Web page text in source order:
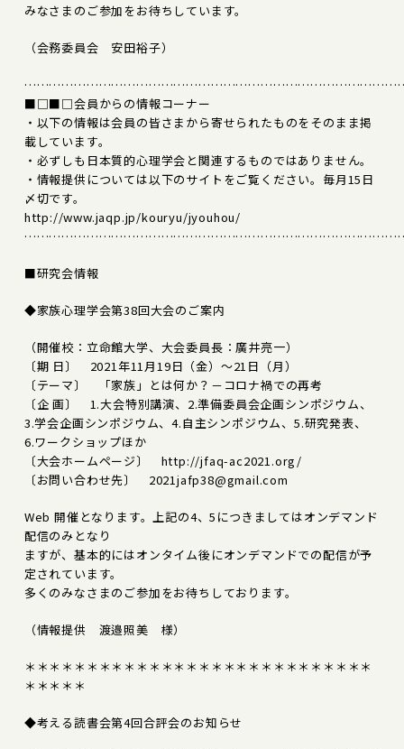
みなさまのご参加をお待ちしています。
（会務委員会 安田裕子）
■□■□会員からの情報コーナー
・以下の情報は会員の皆さまから寄せられたものをそのまま掲
載しています。
・必ずしも日本質的心理学会と関連するものではありません。
・情報提供については以下のサイトをご覧ください。毎月15日
〆切です。
http://www.jaqp.jp/kouryu/jyouhou/
■研究会情報
◆家族心理学会第38回大会のご案内
（開催校：立命館大学、大会委員長：廣井亮一）
〔期 日〕 2021年11月19日（金）～21日（月）
〔テーマ〕 「家族」とは何か？－コロナ禍での再考
〔企 画〕 1.大会特別講演、2.準備委員会企画シンポジウム、
3.学会企画シンポジウム、4.自主シンポジウム、5.研究発表、
6.ワークショップほか
〔大会ホームページ〕 http://jfaq-ac2021.org/
〔お問い合わせ先〕 2021jafp38@gmail.com
Web 開催となります。上記の4、5につきましてはオンデマンド
配信のみとなり
ますが、基本的にはオンタイム後にオンデマンドでの配信が予
定されています。
多くのみなさまのご参加をお待ちしております。
（情報提供 渡邉照美 様）
＊＊＊＊＊＊＊＊＊＊＊＊＊＊＊＊＊＊＊＊＊＊＊＊＊＊＊＊
＊＊＊＊＊
◆考える読書会第4回合評会のお知らせ